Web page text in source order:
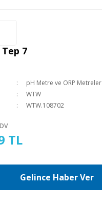
7
pH Metre ve ORP Metreler
WTW
WTW.108702
TL
Gelince Haber Ver